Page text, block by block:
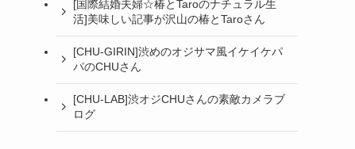
[国際結婚夫婦☆椿とTaroのナチュラル生
活]美味しい記事が沢山の椿とTaroさん
[CHU-GIRIN]渋めのオジサマ風イケイケパ
パのCHUさん
[CHU-LAB]渋オジCHUさんの素敵カメラブ
ログ